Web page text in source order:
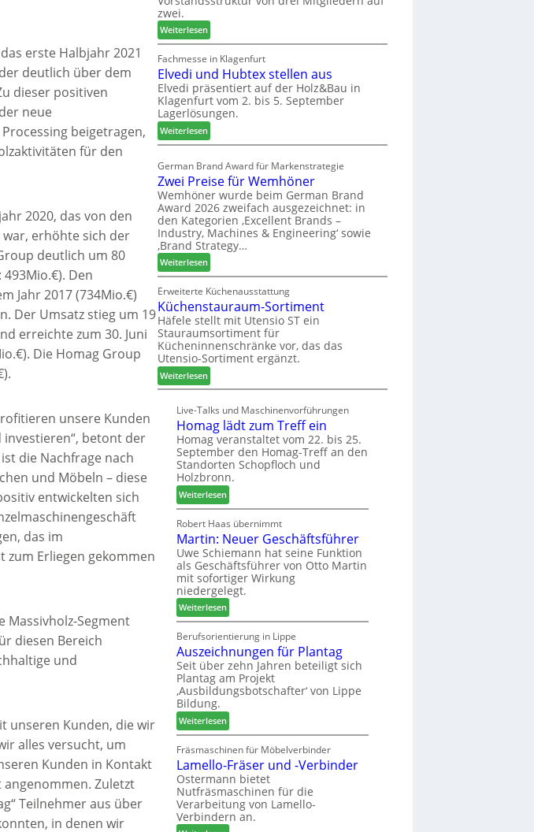
erste Halbjahr 2021
deutlich über dem
dieser positiven
neue
beigetragen,
für den
2020, das von den
erhöhte sich der
deutlich um 80
Den
Jahr 2017 (734Mio.€)
Der Umsatz stieg um 19
erreichte zum 30. Juni
Die Homag Group
unsere Kunden
betont der
die Nachfrage nach
und Möbeln – diese
entwickelten sich
das im
zum Erliegen gekommen
Massivholz-Segment
diesen Bereich
und
unseren Kunden, die wir
alles versucht, um
Kunden in Kontakt
Zuletzt
Teilnehmer aus über
in denen wir
s
m
s
s
e
n
c
h
e
r
ö
r
t
r
t
Z
u
k
u
n
f
t
zwei.
Weiterlesen:
W
e
i
n
i
g
a
s
t
F
ü
h
r
u
n
a
n
Fachmesse in Klagenfurt
Elvedi und Hubtex stellen aus
Elvedi präsentiert auf der Holz&Bau in
Klagenfurt vom 2. bis 5. September
Lagerlösungen.
Weiterlesen:
E
v
e
d
i
u
n
d
H
u
t
e
x
s
t
e
l
e
n
a
u
s
German Brand Award für Markenstrategie
Zwei Preise für Wemhöner
Wemhöner wurde beim German Brand
Award 2026 zweifach ausgezeichnet: in
den Kategorien ‚Excellent Brands –
Industry, Machines & Engineering‘ sowie
‚Brand Strategy…
Weiterlesen:
Z
w
e
i
P
r
e
i
s
f
ü
r
W
e
m
h
n
e
r
Erweiterte Küchenausstattung
Küchenstauraum-Sortiment
Häfele stellt mit Utensio ST ein
Stauraumsortiment für
Kücheninnenschränke vor, das das
Utensio-Sortiment ergänzt.
Weiterlesen:
K
c
h
e
n
s
t
a
r
a
u
m
-
S
o
t
i
m
e
n
t
Live-Talks und Maschinenvorführungen
Homag lädt zum Treff ein
Homag veranstaltet vom 22. bis 25.
September den Homag-Treff an den
Standorten Schopfloch und
Holzbronn.
Weiterlesen:
H
o
m
a
g
l
ä
d
t
z
u
m
T
r
f
f
e
i
n
Robert Haas übernimmt
Martin: Neuer Geschäftsführer
Uwe Schiemann hat seine Funktion
als Geschäftsführer von Otto Martin
mit sofortiger Wirkung
niedergelegt.
Weiterlesen:
M
a
r
t
i
n
N
e
u
e
r
G
e
s
Berufsorientierung in Lippe
Auszeichnungen für Plantag
Seit über zehn Jahren beteiligt sich
Plantag am Projekt
‚Ausbildungsbotschafter‘ von Lippe
Bildung.
Weiterlesen:
A
u
s
z
e
i
c
Fräsmaschinen für Möbelverbinder
Lamello-Fräser und -Verbinder
Ostermann bietet
Nutfräsmaschinen für die
Verarbeitung von Lamello-
Verbindern an.